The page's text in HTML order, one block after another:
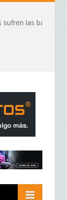
las baterías?